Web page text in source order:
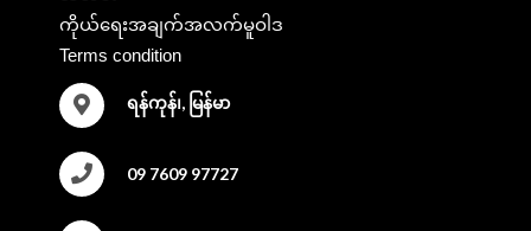
ကိုယ်ရေးအချက်အလက်မူဝါဒ
Terms condition
ရန်ကုန်၊, မြန်မာ
09 7609 97727